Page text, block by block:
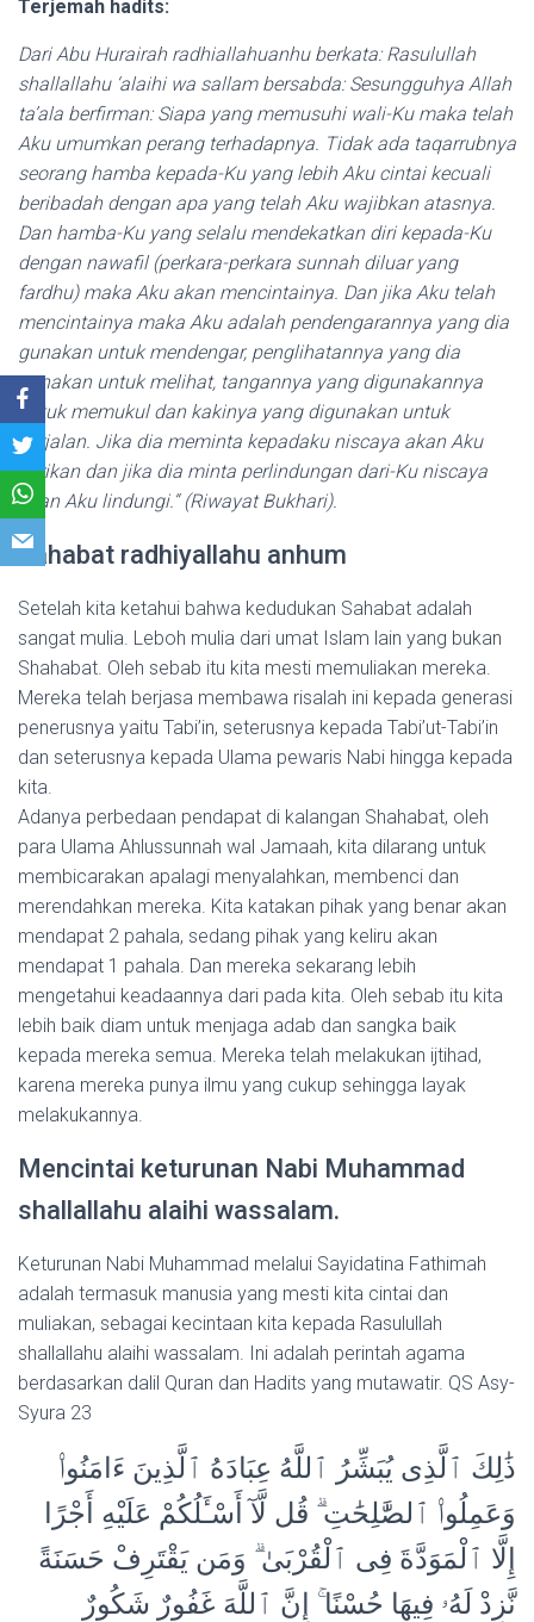
Terjemah hadits:
Dari Abu Hurairah radhiallahuanhu berkata: Rasulullah
shallallahu ‘alaihi wa sallam bersabda: Sesungguhya Allah
ta’ala berfirman: Siapa yang memusuhi wali-Ku maka telah
Aku umumkan perang terhadapnya. Tidak ada taqarrubnya
seorang hamba kepada-Ku yang lebih Aku cintai kecuali
beribadah dengan apa yang telah Aku wajibkan atasnya.
Dan hamba-Ku yang selalu mendekatkan diri kepada-Ku
dengan nawafil (perkara-perkara sunnah diluar yang
fardhu) maka Aku akan mencintainya. Dan jika Aku telah
mencintainya maka Aku adalah pendengarannya yang dia
gunakan untuk mendengar, penglihatannya yang dia
gunakan untuk melihat, tangannya yang digunakannya
untuk memukul dan kakinya yang digunakan untuk
berjalan. Jika dia meminta kepadaku niscaya akan Aku
berikan dan jika dia minta perlindungan dari-Ku niscaya
akan Aku lindungi.“ (Riwayat Bukhari).
Sahabat radhiyallahu anhum
Setelah kita ketahui bahwa kedudukan Sahabat adalah
sangat mulia. Leboh mulia dari umat Islam lain yang bukan
Shahabat. Oleh sebab itu kita mesti memuliakan mereka.
Mereka telah berjasa membawa risalah ini kepada generasi
penerusnya yaitu Tabi’in, seterusnya kepada Tabi’ut-Tabi’in
dan seterusnya kepada Ulama pewaris Nabi hingga kepada
kita.
Adanya perbedaan pendapat di kalangan Shahabat, oleh
para Ulama Ahlussunnah wal Jamaah, kita dilarang untuk
membicarakan apalagi menyalahkan, membenci dan
merendahkan mereka. Kita katakan pihak yang benar akan
mendapat 2 pahala, sedang pihak yang keliru akan
mendapat 1 pahala. Dan mereka sekarang lebih
mengetahui keadaannya dari pada kita. Oleh sebab itu kita
lebih baik diam untuk menjaga adab dan sangka baik
kepada mereka semua. Mereka telah melakukan ijtihad,
karena mereka punya ilmu yang cukup sehingga layak
melakukannya.
Mencintai keturunan Nabi Muhammad
shallallahu alaihi wassalam.
Keturunan Nabi Muhammad melalui Sayidatina Fathimah
adalah termasuk manusia yang mesti kita cintai dan
muliakan, sebagai kecintaan kita kepada Rasulullah
shallallahu alaihi wassalam. Ini adalah perintah agama
berdasarkan dalil Quran dan Hadits yang mutawatir. QS Asy-
Syura 23
ذَٰلِكَ ٱلَّذِى يُبَشِّرُ ٱللَّهُ عِبَادَهُ ٱلَّذِينَ ءَامَنُوا۟
وَعَمِلُوا۟ ٱلصَّٰلِحَٰتِ ۗ قُل لَّآ أَسْـَٔلُكُمْ عَلَيْهِ أَجْرًا
إِلَّا ٱلْمَوَدَّةَ فِى ٱلْقُرْبَىٰ ۗ وَمَن يَقْتَرِفْ حَسَنَةً
نَّزِدْ لَهُۥ فِيهَا حُسْنًا ۚ إِنَّ ٱللَّهَ غَفُورٌ شَكُورٌ